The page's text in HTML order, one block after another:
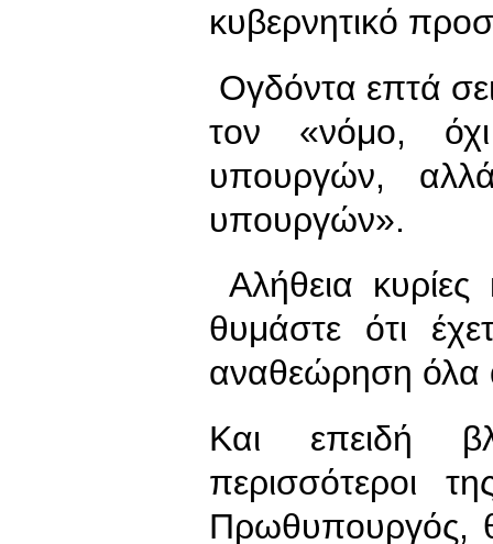
κυβερνητικό
Ογδόντα επτά
τον «νόμο,
υπουργών,
υπουργών».
Αλήθεια
θυμάστε ότι
αναθεώρηση όλα
Και επειδή
περισσότεροι
Πρωθυπουργός,